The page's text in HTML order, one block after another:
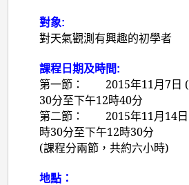
對象:
對天氣觀測有興趣的初學者
課程日期及時間:
第一節： 2015年11月7日 (
30分至下午12時40分
第二節：
2015年11月14日
時30分至下午12時30分
(課程分兩節，共約六小時)
地點：